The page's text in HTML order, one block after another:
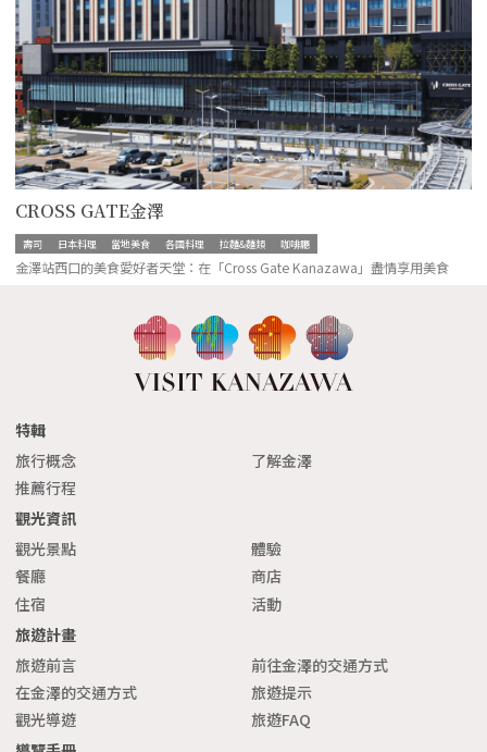
CROSS GATE金澤
壽司 日本料理 當地美食 各國料理 拉麵&麵類 咖啡廳
金澤站西口的美食愛好者天堂：在「Cross Gate Kanazawa」盡情享用美食
特輯
旅行概念
了解金澤
推薦行程
觀光資訊
觀光景點
體驗
餐廳
商店
住宿
活動
旅遊計畫
旅遊前言
前往金澤的交通方式
在金澤的交通方式
旅遊提示
觀光導遊
旅遊FAQ